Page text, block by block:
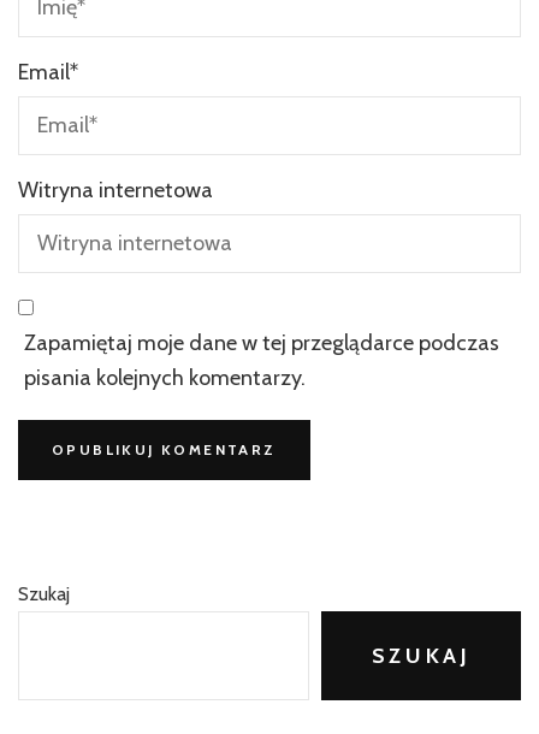
Email*
Witryna internetowa
Zapamiętaj moje dane w tej przeglądarce podczas
pisania kolejnych komentarzy.
Szukaj
SZUKAJ